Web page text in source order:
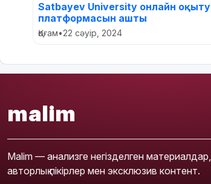
Satbayev University онлайн оқыту
платформасын ашты
Қоғам•22 сәуір, 2024
malim
Malim — анализге негізделген материалдар,
авторлық пікірлер мен эксклюзив контент.